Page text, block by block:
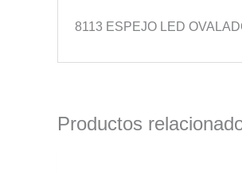
8113 ESPEJO LED
Productos